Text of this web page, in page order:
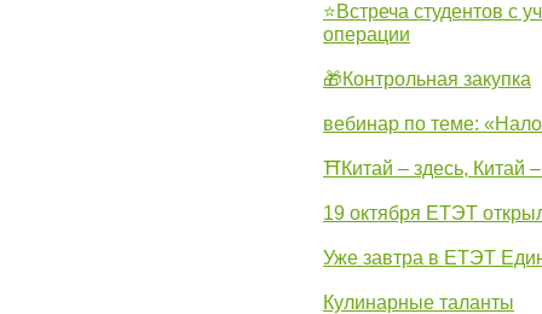
⭐Встреча студентов с
операции
🎁Контрольная закупка
вебинар по теме:
⛩Китай – здесь, Китай
19 октября ЕТЭТ
Уже завтра в ЕТЭТ
Кулинарные таланты